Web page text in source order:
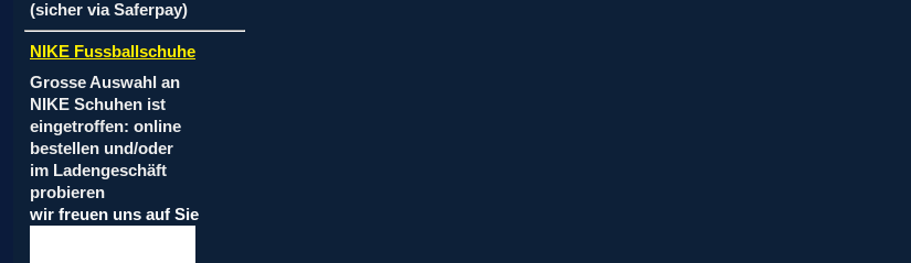
(sicher via Saferpay)
NIKE Fussballschuhe
Grosse Auswahl an
NIKE Schuhen ist
eingetroffen: online
bestellen und/oder
im Ladengeschäft
probieren
wir freuen uns auf Sie